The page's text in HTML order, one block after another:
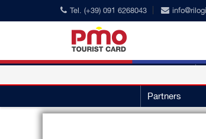
Tel. (+39) 091 6268043
Partners